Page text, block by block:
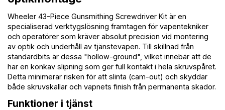
Wheeler 43-Piece Gunsmithing Screwdriver Kit är en
specialiserad verktygslösning framtagen för vapentekniker
och operatörer som kräver absolut precision vid montering
av optik och underhåll av tjänstevapen. Till skillnad från
standardbits är dessa "hollow-ground", vilket innebär att de
har en konkav slipning som ger full kontakt i hela skruvspåret.
Detta minimerar risken för att slinta (cam-out) och skyddar
både skruvskallar och vapnets finish från permanenta skador.
Funktioner i tjänst